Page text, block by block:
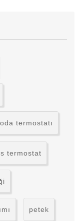
termostatı
termostat
petek